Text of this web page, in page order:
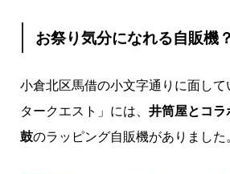
お祭り気分になれる自販機？
小倉北区馬借の小文字通りに面し
タークエスト」には、 井筒屋とコ
鼓のラッピング自販機がありました。